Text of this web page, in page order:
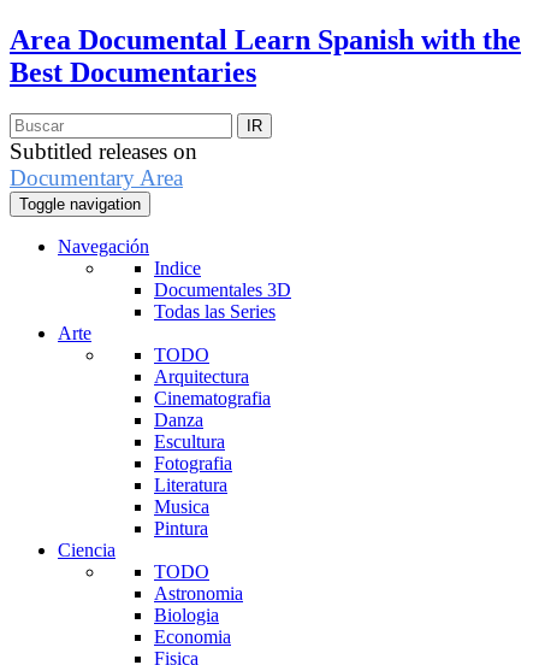
Area Documental Learn Spanish with the
Best Documentaries
Subtitled releases on
Documentary Area
Toggle navigation
Navegación
Indice
Documentales 3D
Todas las Series
Arte
TODO
Arquitectura
Cinematografia
Danza
Escultura
Fotografia
Literatura
Musica
Pintura
Ciencia
TODO
Astronomia
Biologia
Economia
Fisica